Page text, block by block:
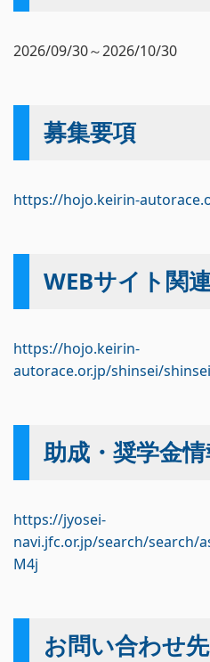
2026/09/30～2026/10/30
募集要項
https://hojo.keirin-
WEBサイト関
https://hojo.keirin-
autorace.or.jp/shinsei/
助成・奨学金
https://jyosei-
navi.jfc.or.jp/search/search/
M4j
お問い合わせ先